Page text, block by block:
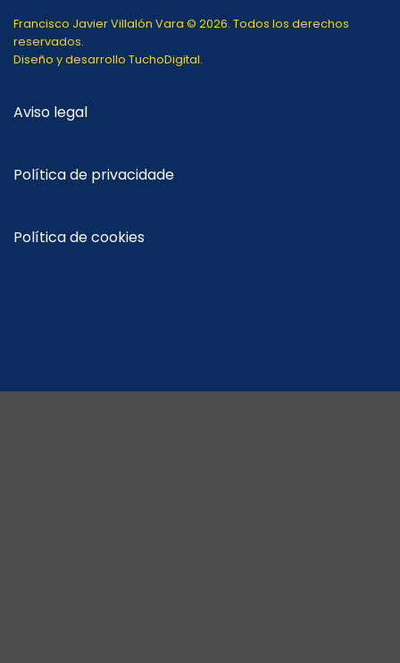
Francisco Javier Villalón Vara © 2026. Todos los derechos
reservados.
Diseño y desarrollo TuchoDigital.
Aviso legal
Política de privacidade
Política de cookies